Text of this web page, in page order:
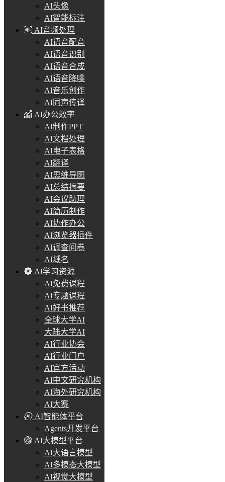
AI头像
AI智能标注
AI音频处理
AI语音配音
AI语音识别
AI语音合成
AI语音降噪
AI音乐创作
AI同声传译
AI办公效率
AI制作PPT
AI文档处理
AI电子表格
AI翻译
AI思维导图
AI总结摘要
AI会议助理
AI简历制作
AI协作办公
AI浏览器插件
AI调查问卷
AI域名
AI学习资源
AI免费课程
AI专题课程
AI好书推荐
全球大学AI
大陆大学AI
AI行业协会
AI行业门户
AI官方活动
AI中文研究机构
AI海外研究机构
AI大赛
AI智能体平台
Agents开发平台
AI大模型平台
AI大语言模型
AI多模态大模型
AI视觉大模型